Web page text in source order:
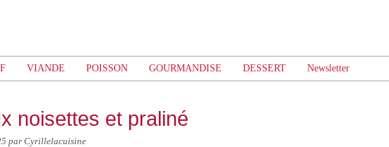
VIANDE POISSON GOURMANDISE DESSERT Newsletter
noisettes et praliné
par Cyrillelacuisine